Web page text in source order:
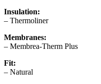
Insulation:
– Thermoliner
Membranes:
– Membrea-Therm Plus
Fit:
– Natural